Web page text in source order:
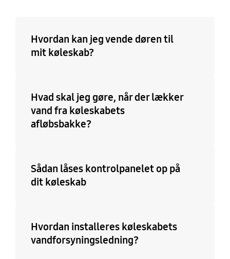
Hvordan kan jeg vende døren til
mit køleskab?
Hvad skal jeg gøre, når der lækker
vand fra køleskabets
afløbsbakke?
Sådan låses kontrolpanelet op på
dit køleskab
Hvordan installeres køleskabets
vandforsyningsledning?